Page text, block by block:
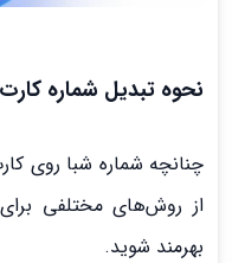
نحوه تبدیل شماره
چنانچه شماره شبا روی
از روش‌های مختلفی
بهرمند شوید.